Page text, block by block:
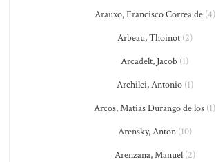
Arauxo, Francisco Correa de(4)
Arbeau, Thoinot(2)
Arcadelt, Jacob (1)
Archilei, Antonio(1)
Arcos, Matías Durango de los (1)
Arensky, Anton(10)
Arenzana, Manuel(2)